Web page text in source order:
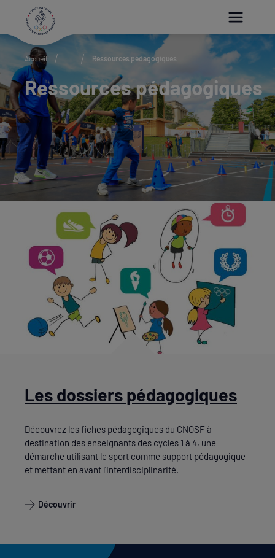
Accueil Ressources pédagogiques
Ressources pédagogiques
Les dossiers pédagogiques
Découvrez les fiches pédagogiques du CNOSF à
destination des enseignants des cycles 1 à 4, une
démarche utilisant le sport comme support pédagogique
et mettant en avant l'interdisciplinarité.
Découvrir
Paramétrer les cookies